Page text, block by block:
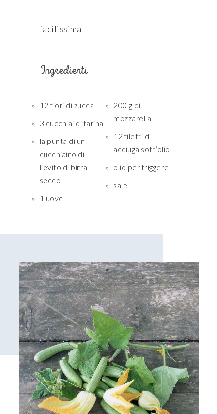
facilissima
Ingredienti
12 fiori di zucca
3 cucchiai di farina
la punta di un
cucchiaino di
lievito di birra
secco
1 uovo
200 g di
mozzarella
12 filetti di
acciuga sott’olio
olio per friggere
sale